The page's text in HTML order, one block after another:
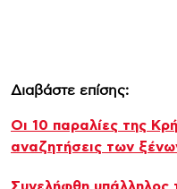
Διαβάστε επίσης:
Οι 10 παραλίες της
αναζητήσεις των
Συνελήφθη υπάλληλος